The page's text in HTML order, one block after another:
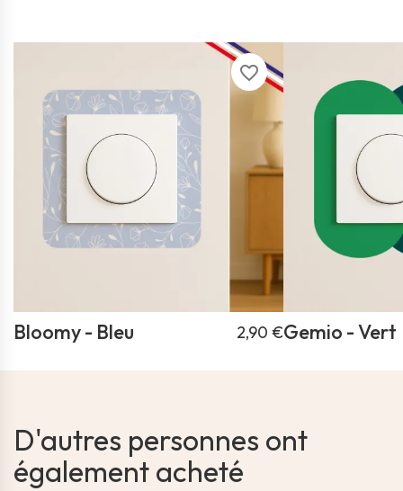
favorite_border
Bloomy - Bleu 2,90 €Gemio - Vert
D'autres personnes ont
également acheté